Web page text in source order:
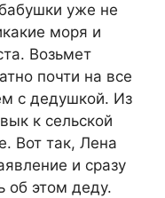
уже не
моря и
Возьмет
почти на все
с дедушкой. Из
к сельской
Вот так, Лена
и сразу
об этом деду.